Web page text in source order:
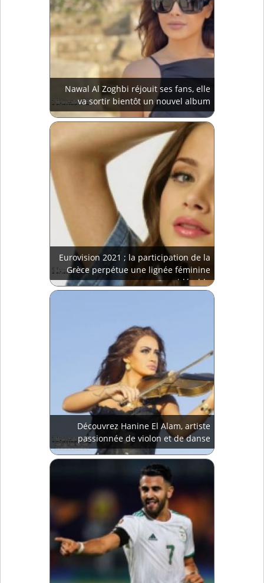
Nawal Al Zoghbi réjouit ses fans, elle
va sortir bientôt un nouvel album
Eurovision 2021 ; la participation de la
Grèce perpétue une lignée féminine
considérable
Découvrez Hanine El Alam, artiste
passionnée de violon et de danse